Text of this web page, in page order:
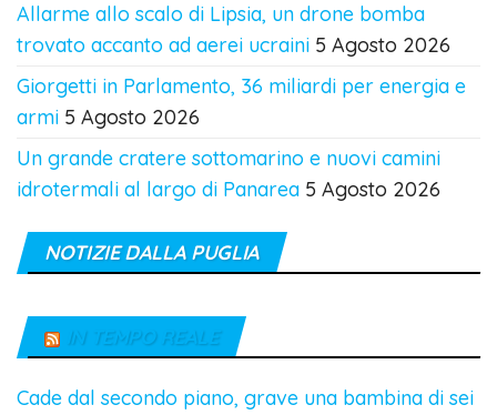
Allarme allo scalo di Lipsia, un drone bomba
trovato accanto ad aerei ucraini 5 Agosto 2026
Giorgetti in Parlamento, 36 miliardi per energia e
armi 5 Agosto 2026
Un grande cratere sottomarino e nuovi camini
idrotermali al largo di Panarea 5 Agosto 2026
NOTIZIE DALLA PUGLIA
IN TEMPO REALE
Cade dal secondo piano, grave una bambina di sei